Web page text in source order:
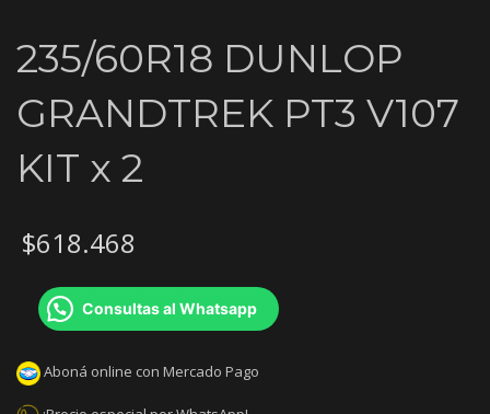
235/60R18 DUNLOP
GRANDTREK PT3 V107
KIT x 2
$618.468
Consultas al Whatsapp
Aboná online con Mercado Pago